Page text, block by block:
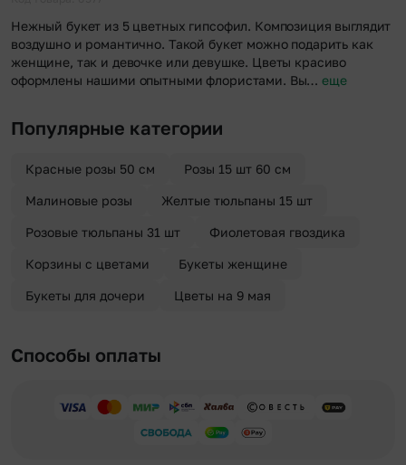
Нежный букет из 5 цветных гипсофил. Композиция выглядит
воздушно и романтично. Такой букет можно подарить как
женщине, так и девочке или девушке. Цветы красиво
оформлены нашими опытными флористами. Вы… еще
Популярные категории
Красные розы 50 см Розы 15 шт 60 см
Малиновые розы Желтые тюльпаны 15 шт
Розовые тюльпаны 31 шт Фиолетовая гвоздика
Корзины с цветами Букеты женщине
Букеты для дочери Цветы на 9 мая
Способы оплаты